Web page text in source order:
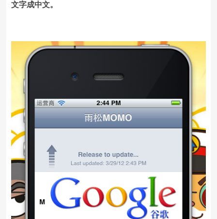
文字成中文。